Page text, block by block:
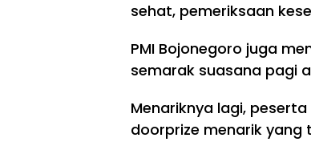
sehat, pemeriksaan
PMI Bojonegoro juga
semarak suasana pagi
Menariknya lagi,
doorprize menarik yang